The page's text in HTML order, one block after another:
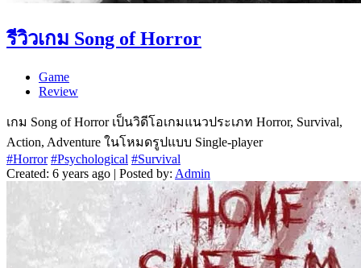
รีวิวเกม Song of Horror
Game
Review
เกม Song of Horror เป็นวิดีโอเกมแนวประเภท Horror, Survival,
Action, Adventure ในโหมดรูปแบบ Single-player
#Horror #Psychological #Survival
Created: 6 years ago | Posted by: Admin